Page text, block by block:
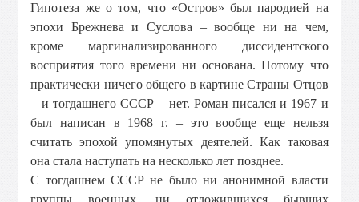
Гипотеза же о том, что «Остров» был пародией на
эпохи Брежнева и Суслова – вообще ни на чем,
кроме маргинализированного диссидентского
восприятия того времени ни основана. Потому что
практически ничего общего в картине Страны Отцов
– и тогдашнего СССР – нет. Роман писался и 1967 и
был написан в 1968 г. – это вообще еще нельзя
считать эпохой упомянутых деятелей. Как таковая
она стала наступать на несколько лет позднее.
С тогдашнем СССР не было ни анонимной власти
группы военных, ни отложившихся бывших